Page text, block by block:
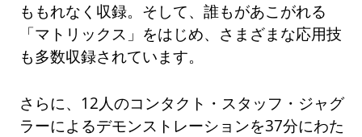
ももれなく収録。そして、誰もがあこがれる
「マトリックス」をはじめ、さまざまな応用技
も多数収録されています。
さらに、12人のコンタクト・スタッフ・ジャグ
ラーによるデモンストレーションを37分にわた